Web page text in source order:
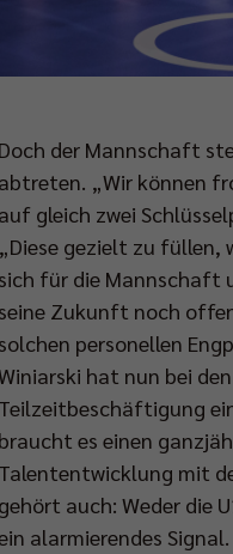
Doch der Mannschaft
abtreten. „Wir können
auf gleich zwei
„Diese gezielt zu füllen,
sich für die Mannschaft
seine Zukunft noch
solchen personellen
hat nun bei
Teilzeitbeschäftigung
braucht es einen
Talententwicklung mit
gehört auch: Weder die
alarmierendes